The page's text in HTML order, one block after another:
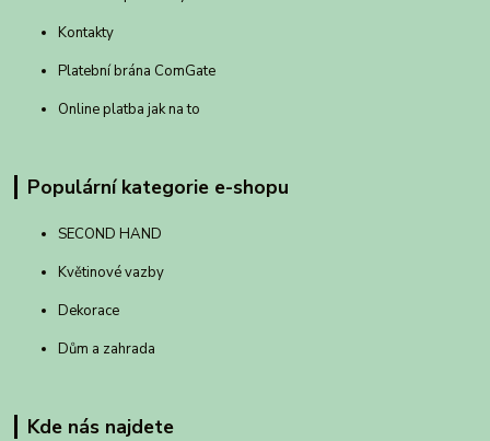
Kontakty
Platební brána ComGate
Online platba jak na to
Populární kategorie e-shopu
SECOND HAND
Květinové vazby
Dekorace
Dům a zahrada
Kde nás najdete